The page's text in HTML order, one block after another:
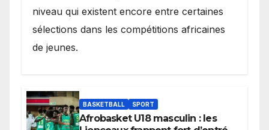
niveau qui existent encore entre certaines
sélections dans les compétitions africaines
de jeunes.
BASKETBALL SPORT
Afrobasket U18 masculin : les